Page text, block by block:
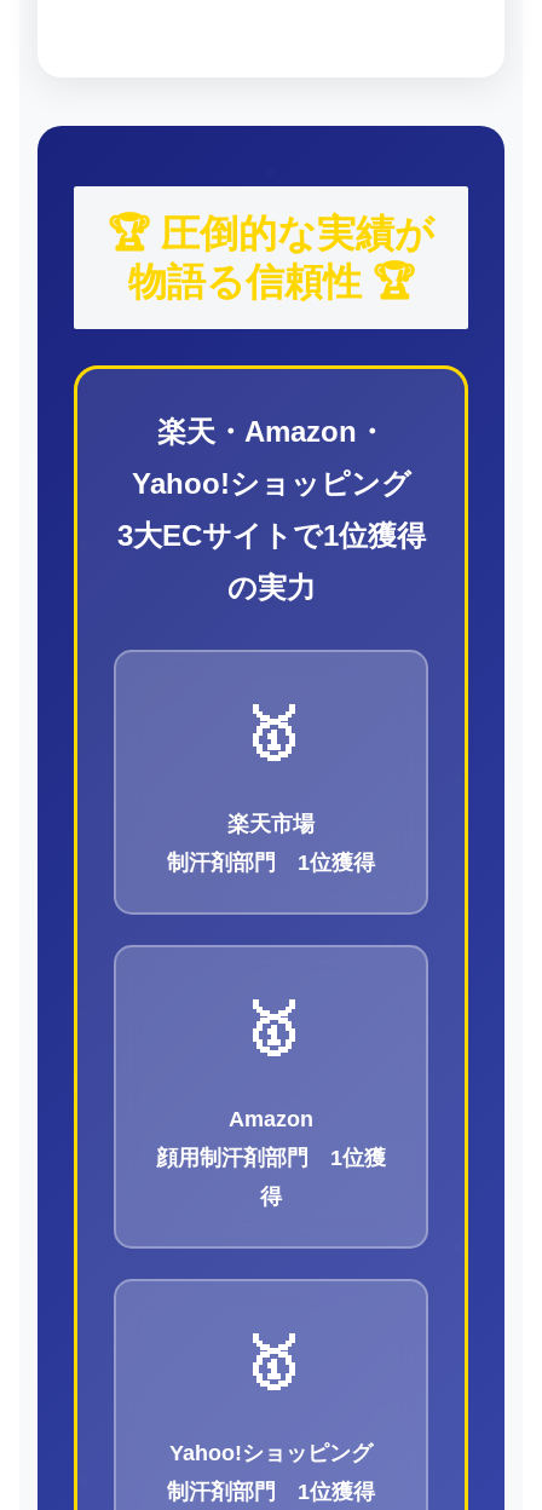
🏆 圧倒的な実績が
物語る信頼性 🏆
楽天・Amazon・
Yahoo!ショッピング
3大ECサイトで1位獲得
の実力
🥇
楽天市場
制汗剤部門 1位獲得
🥇
Amazon
顔用制汗剤部門 1位獲
得
🥇
Yahoo!ショッピング
制汗剤部門 1位獲得